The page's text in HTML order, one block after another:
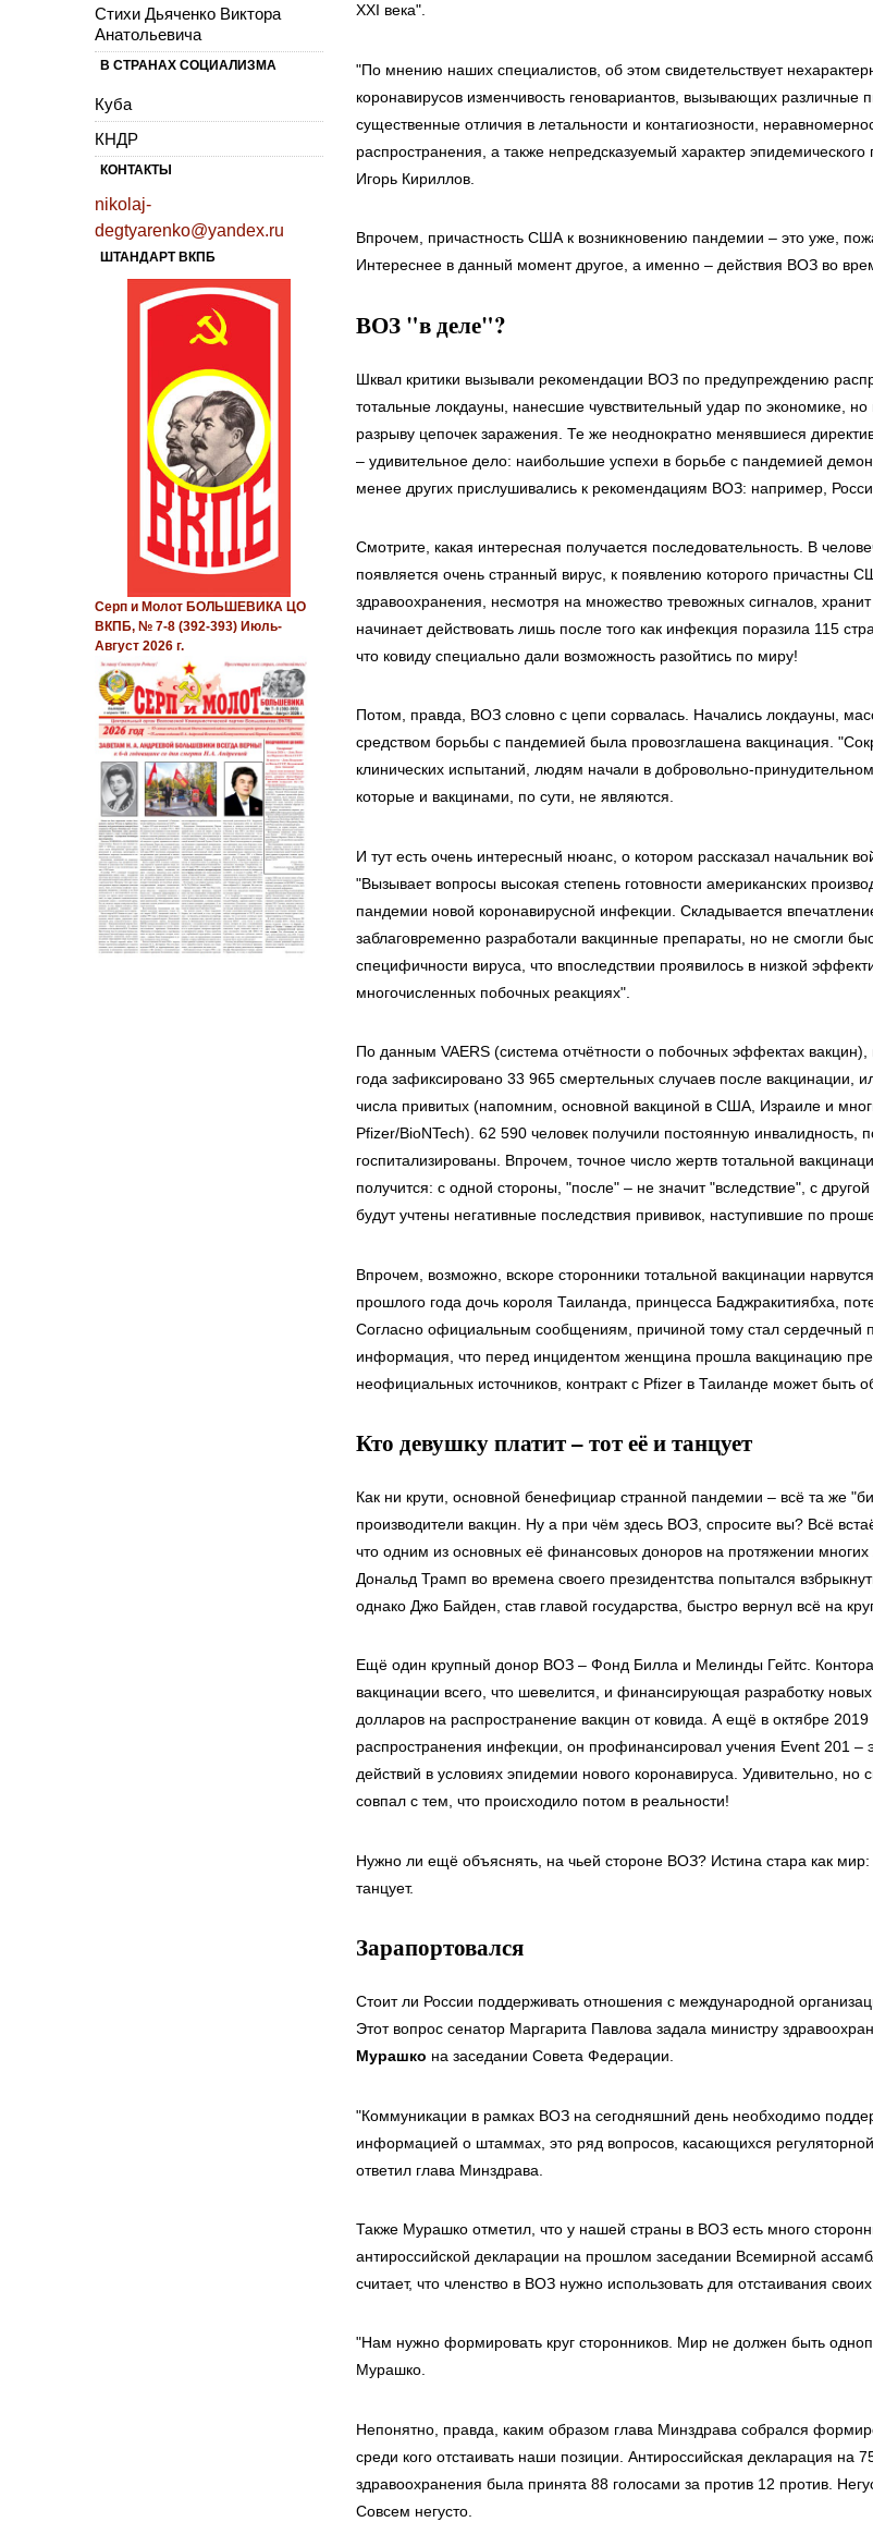
XXI века".
"По мнению наших специалистов, об этом свидетельствует
коронавирусов изменчивость геновариантов, вызывающих различные
существенные отличия в летальности и контагиозности,
распространения, а также непредсказуемый характер
Игорь Кириллов.
Впрочем, причастность США к возникновению пандемии – это уже,
Интереснее в данный момент другое, а именно – действия ВОЗ во
ВОЗ "в деле"?
Шквал критики вызывали рекомендации ВОЗ по предупреждению
тотальные локдауны, нанесшие чувствительный удар по экономике,
разрыву цепочек заражения. Те же неоднократно менявшиеся
– удивительное дело: наибольшие успехи в борьбе с пандемией
менее других прислушивались к рекомендациям ВОЗ: например,
Смотрите, какая интересная получается последовательность. В
появляется очень странный вирус, к появлению которого причастны
здравоохранения, несмотря на множество тревожных сигналов,
начинает действовать лишь после того как инфекция поразила 115
что ковиду специально дали возможность разойтись по миру!
Потом, правда, ВОЗ словно с цепи сорвалась. Начались локдауны,
средством борьбы с пандемией была провозглашена вакцинация.
клинических испытаний, людям начали в добровольно-
которые и вакцинами, по сути, не являются.
И тут есть очень интересный нюанс, о котором рассказал начальник
"Вызывает вопросы высокая степень готовности американских
пандемии новой коронавирусной инфекции. Складывается
заблаговременно разработали вакцинные препараты, но не смогли
специфичности вируса, что впоследствии проявилось в низкой
многочисленных побочных реакциях".
По данным VAERS (система отчётности о побочных эффектах
года зафиксировано 33 965 смертельных случаев после вакцинации,
числа привитых (напомним, основной вакциной в США, Израиле и
Pfizer/BioNTech). 62 590 человек получили постоянную инвалидность,
госпитализированы. Впрочем, точное число жертв тотальной
получится: с одной стороны, "после" – не значит "вследствие", с другой
будут учтены негативные последствия прививок, наступившие по
Впрочем, возможно, вскоре сторонники тотальной вакцинации
прошлого года дочь короля Таиланда, принцесса Баджракитиябха,
Согласно официальным сообщениям, причиной тому стал сердечный
информация, что перед инцидентом женщина прошла вакцинацию
неофициальных источников, контракт с Pfizer в Таиланде может быть
Кто девушку платит – тот её и танцует
Как ни крути, основной бенефициар странной пандемии – всё та же
производители вакцин. Ну а при чём здесь ВОЗ, спросите вы? Всё
что одним из основных её финансовых доноров на протяжении
Дональд Трамп во времена своего президентства попытался
однако Джо Байден, став главой государства, быстро вернул всё на
Ещё один крупный донор ВОЗ – Фонд Билла и Мелинды Гейтс.
вакцинации всего, что шевелится, и финансирующая разработку
долларов на распространение вакцин от ковида. А ещё в октябре
распространения инфекции, он профинансировал учения Event 201 –
действий в условиях эпидемии нового коронавируса. Удивительно, но
совпал с тем, что происходило потом в реальности!
Нужно ли ещё объяснять, на чьей стороне ВОЗ? Истина стара как мир:
танцует.
Зарапортовался
Стоит ли России поддерживать отношения с международной
Этот вопрос сенатор Маргарита Павлова задала министру
Мурашко на заседании Совета Федерации.
"Коммуникации в рамках ВОЗ на сегодняшний день необходимо
информацией о штаммах, это ряд вопросов, касающихся
ответил глава Минздрава.
Также Мурашко отметил, что у нашей страны в ВОЗ есть много
антироссийской декларации на прошлом заседании Всемирной
считает, что членство в ВОЗ нужно использовать для отстаивания своих
"Нам нужно формировать круг сторонников. Мир не должен быть
Мурашко.
Непонятно, правда, каким образом глава Минздрава собрался
среди кого отстаивать наши позиции. Антироссийская декларация на
здравоохранения была принята 88 голосами за против 12 против.
Совсем негусто.
Стихи Дьяченко Виктора
Анатольевича
В СТРАНАХ СОЦИАЛИЗМА
Куба
КНДР
КОНТАКТЫ
nikolaj-
degtyarenko@yandex.ru
ШТАНДАРТ ВКПБ
Серп и Молот БОЛЬШЕВИКА ЦО
ВКПБ, № 7-8 (392-393) Июль-
Август 2026 г.